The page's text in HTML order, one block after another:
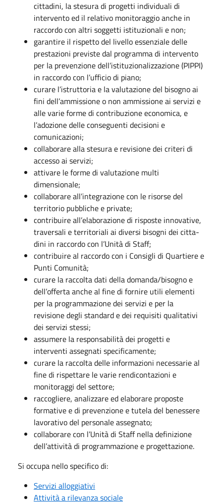
cittadini, la stesura di progetti individuali di
intervento ed il relativo monitoraggio anche in
raccordo con altri soggetti istituzionali e non;
garantire il rispetto del livello essenziale delle
prestazioni previste dal programma di intervento
per la prevenzione dell’istituzionalizzazione (PIPPI)
in raccordo con l’ufficio di piano;
curare l’istruttoria e la valutazione del bisogno ai
fini dell’ammissione o non ammissione ai servizi e
alle varie forme di contribuzione economica, e
l’adozione delle conseguenti decisioni e
comunicazioni;
collaborare alla stesura e revisione dei criteri di
accesso ai servizi;
attivare le forme di valutazione multi
dimensionale;
collaborare all’integrazione con le risorse del
territorio pubbliche e private;
contribuire all’elaborazione di risposte innovative,
traversali e territoriali ai diversi bisogni dei citta-
dini in raccordo con l’Unità di Staff;
contribuire al raccordo con i Consigli di Quartiere e
Punti Comunità;
curare la raccolta dati della domanda/bisogno e
dell’offerta anche al fine di fornire utili elementi
per la programmazione dei servizi e per la
revisione degli standard e dei requisiti qualitativi
dei servizi stessi;
assumere la responsabilità dei progetti e
interventi assegnati specificamente;
curare la raccolta delle informazioni necessarie al
fine di rispettare le varie rendicontazioni e
monitoraggi del settore;
raccogliere, analizzare ed elaborare proposte
formative e di prevenzione e tutela del benessere
lavorativo del personale assegnato;
collaborare con l’Unità di Staff nella definizione
dell’attività di programmazione e progettazione.
Si occupa nello specifico di:
Servizi alloggiativi
Attività a rilevanza sociale